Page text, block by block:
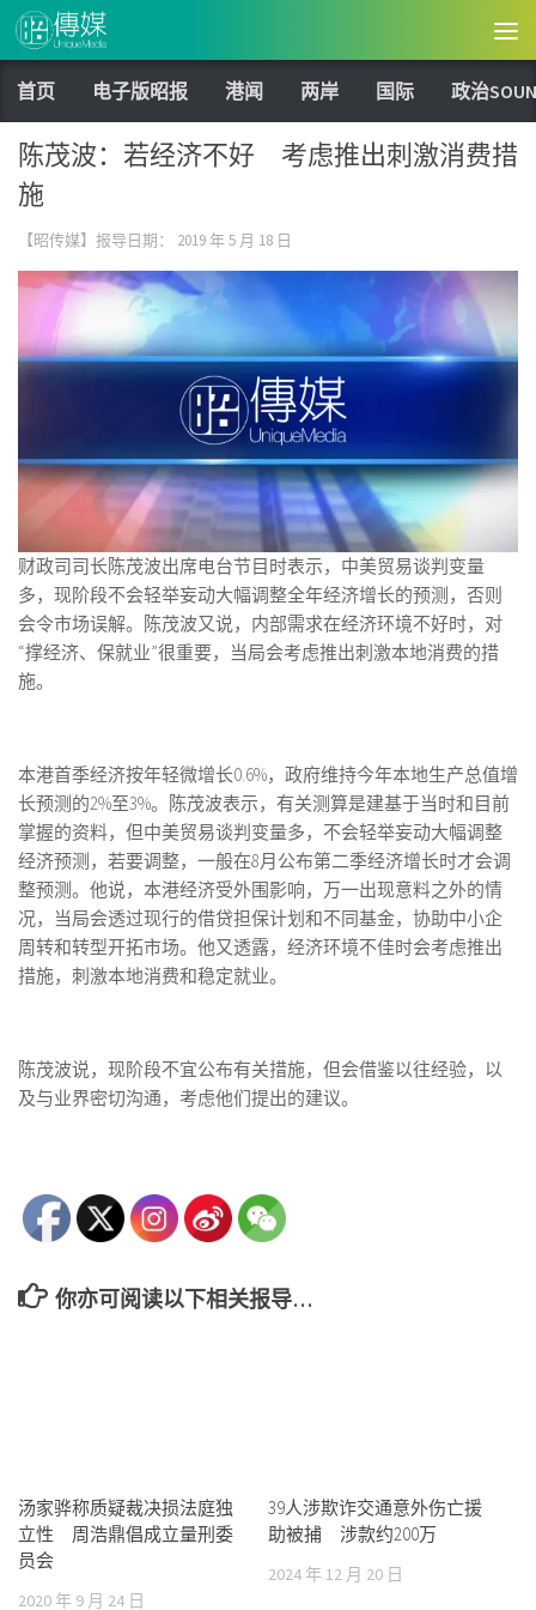
Skip to content
首页 电子版昭报 港闻 两岸 国际 政治
陈茂波：若经济不好 考虑推出刺激消费措
施
【昭传媒】报导日期： 2019 年 5 月 18 日
财政司司长陈茂波出席电台节目时表示，中美贸易谈判变量
多，现阶段不会轻举妄动大幅调整全年经济增长的预测，否则
会令市场误解。陈茂波又说，内部需求在经济环境不好时，对
“撑经济、保就业”很重要，当局会考虑推出刺激本地消费的措
施。
本港首季经济按年轻微增长0.6%，政府维持今年本地生产总值增
长预测的2%至3%。陈茂波表示，有关测算是建基于当时和目前
掌握的资料，但中美贸易谈判变量多，不会轻举妄动大幅调整
经济预测，若要调整，一般在8月公布第二季经济增长时才会调
整预测。他说，本港经济受外围影响，万一出现意料之外的情
况，当局会透过现行的借贷担保计划和不同基金，协助中小企
周转和转型开拓市场。他又透露，经济环境不佳时会考虑推出
措施，刺激本地消费和稳定就业。
陈茂波说，现阶段不宜公布有关措施，但会借鉴以往经验，以
及与业界密切沟通，考虑他们提出的建议。
你亦可阅读以下相关报导…
汤家骅称质疑裁决损法庭独
立性 周浩鼎倡成立量刑委
员会
2020 年 9 月 24 日
39人涉欺诈交通意外伤亡援
助被捕 涉款约200万
2024 年 12 月 20 日